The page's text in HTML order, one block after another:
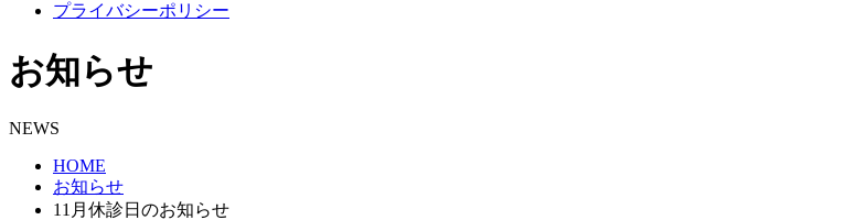
プライバシーポリシー
お知らせ
NEWS
HOME
お知らせ
11月休診日のお知らせ